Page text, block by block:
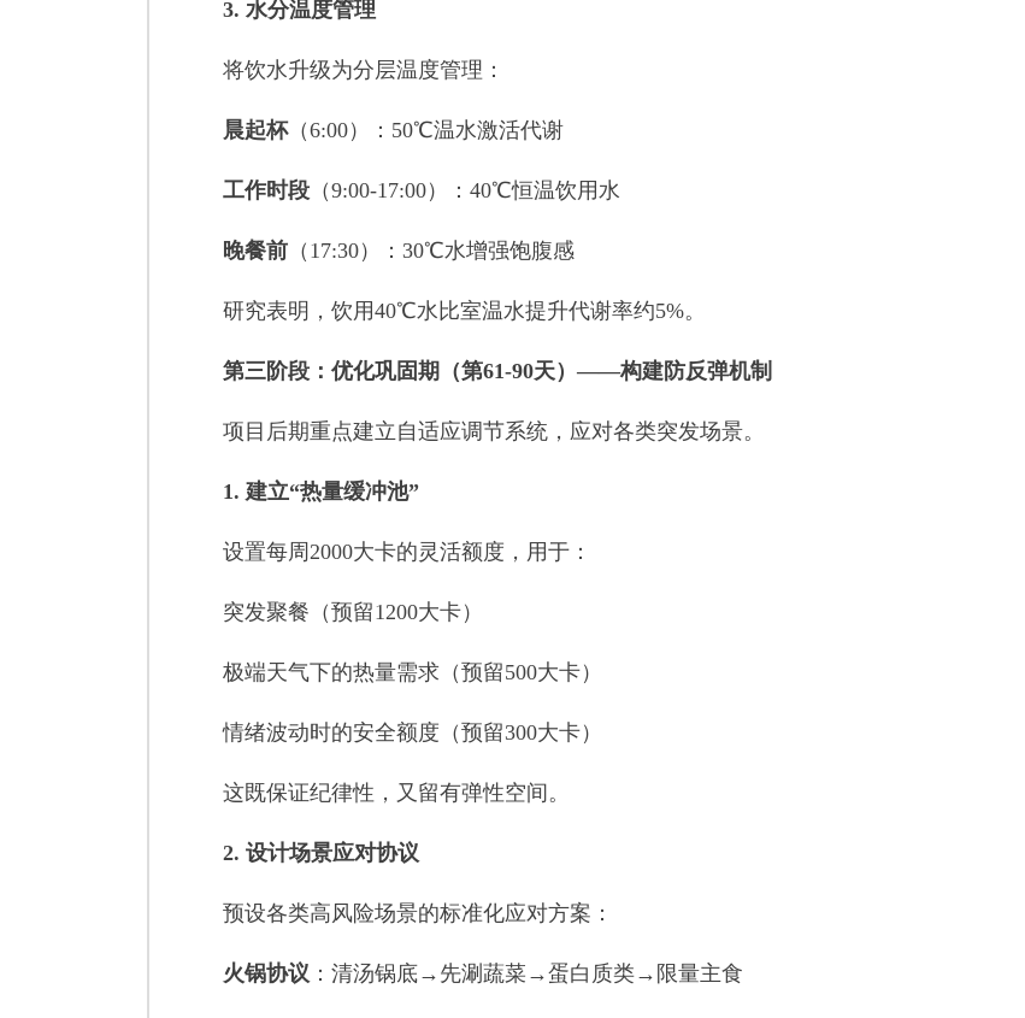
3. 水分温度管理
将饮水升级为分层温度管理：
晨起杯（6:00）：50℃温水激活代谢
工作时段 （9:00-17:00）：40℃恒温饮用水
晚餐前 （17:30）：30℃水增强饱腹感
研究表明，饮用40℃水比室温水提升代谢率约5%。
第三阶段：优化巩固期（第61-90天）——构建防反弹机制
项目后期重点建立自适应调节系统，应对各类突发场景。
1. 建立“热量缓冲池”
设置每周2000大卡的灵活额度，用于：
突发聚餐（预留1200大卡）
极端天气下的热量需求（预留500大卡）
情绪波动时的安全额度（预留300大卡）
这既保证纪律性，又留有弹性空间。
2. 设计场景应对协议
预设各类高风险场景的标准化应对方案：
火锅协议 ：清汤锅底→先涮蔬菜→蛋白质类→限量主食